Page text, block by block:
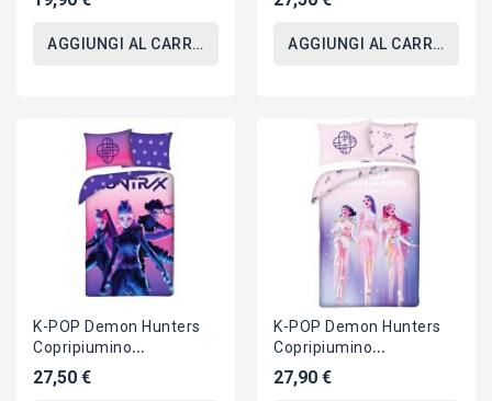
HUNTRIX Originale
AGGIUNGI AL CARRELLO
140x200cm Cotone
AGGIUNGI AL CARRELLO
K-POP Demon Hunters
Copripiumino
REVERSIBILE SET LETTO
140x200cm Cotone
27,50 €
K-POP Demon Hunters
Copripiumino
REVERSIBILE SET LETTO
140x200cm Cotone
27,90 €